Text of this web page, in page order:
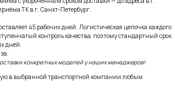
ТК в г. Санкт-Петербург.
45 рабочих дней. Логистическая цепочка каждого
контроль качества, поэтому стандартный срок
дней.
конкретных моделей у наших менеджеров!
в выбранной транспортной компании любым